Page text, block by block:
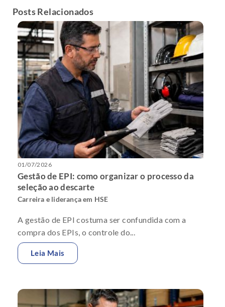
Posts Relacionados
01/07/2026
Gestão de EPI: como organizar o processo da
seleção ao descarte
Carreira e liderança em HSE
A gestão de EPI costuma ser confundida com a
compra dos EPIs, o controle do...
Leia Mais